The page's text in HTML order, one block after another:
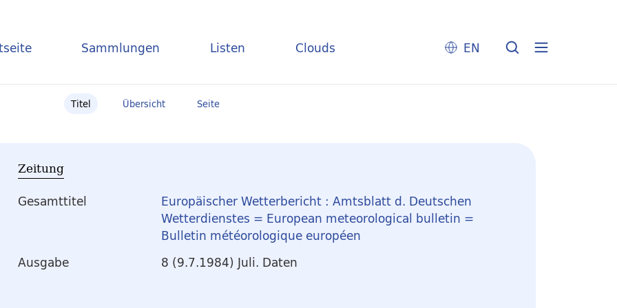
Sammlungen Listen Clouds EN
Titel Übersicht Seite
Zeitung
Gesamttitel
Europäischer Wetterbericht : Amtsblatt d. Deutschen
Wetterdienstes = European meteorological bulletin =
Bulletin météorologique européen
Ausgabe
8 (9.7.1984) Juli. Daten